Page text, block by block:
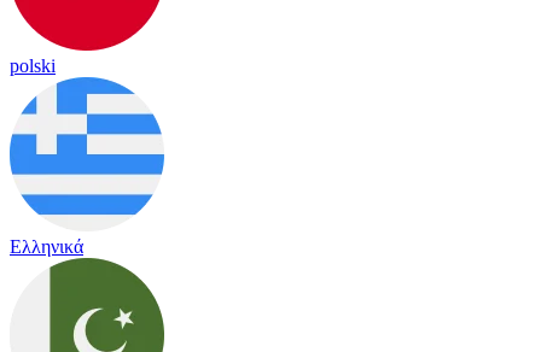
polski
Ελληνικά